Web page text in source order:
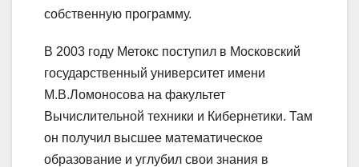
собственную программу.
В 2003 году Метокс поступил в Московский
государственный университет имени
М.В.Ломоносова на факультет
Вычислительной техники и Кибернетики. Там
он получил высшее математическое
образование и углубил свои знания в